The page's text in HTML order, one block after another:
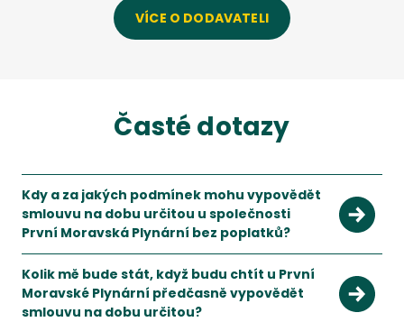
VÍCE O DODAVATELI
Časté dotazy
Kdy a za jakých podmínek mohu vypovědět
smlouvu na dobu určitou u společnosti
První Moravská Plynární bez poplatků?
S novelou energetického zákona k 1.1.2022 jsou
Kolik mě bude stát, když budu chtít u První
Moravské Plynární předčasně vypovědět
smlouvu na dobu určitou?